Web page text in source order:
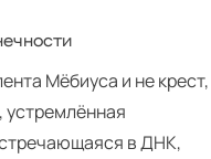
Мёбиуса и не крест,
устремлённая
в ДНК,